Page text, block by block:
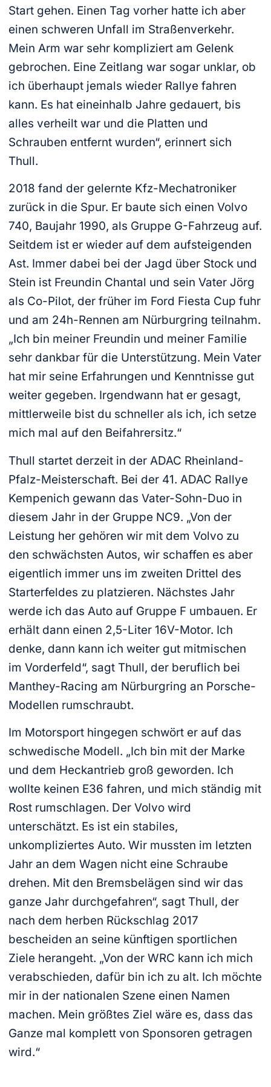
Start gehen. Einen Tag vorher hatte ich aber
einen schweren Unfall im Straßenverkehr.
Mein Arm war sehr kompliziert am Gelenk
gebrochen. Eine Zeitlang war sogar unklar, ob
ich überhaupt jemals wieder Rallye fahren
kann. Es hat eineinhalb Jahre gedauert, bis
alles verheilt war und die Platten und
Schrauben entfernt wurden“, erinnert sich
Thull.
2018 fand der gelernte Kfz-Mechatroniker
zurück in die Spur. Er baute sich einen Volvo
740, Baujahr 1990, als Gruppe G-Fahrzeug auf.
Seitdem ist er wieder auf dem aufsteigenden
Ast. Immer dabei bei der Jagd über Stock und
Stein ist Freundin Chantal und sein Vater Jörg
als Co-Pilot, der früher im Ford Fiesta Cup fuhr
und am 24h-Rennen am Nürburgring teilnahm.
„Ich bin meiner Freundin und meiner Familie
sehr dankbar für die Unterstützung. Mein Vater
hat mir seine Erfahrungen und Kenntnisse gut
weiter gegeben. Irgendwann hat er gesagt,
mittlerweile bist du schneller als ich, ich setze
mich mal auf den Beifahrersitz.“
Thull startet derzeit in der ADAC Rheinland-
Pfalz-Meisterschaft. Bei der 41. ADAC Rallye
Kempenich gewann das Vater-Sohn-Duo in
diesem Jahr in der Gruppe NC9. „Von der
Leistung her gehören wir mit dem Volvo zu
den schwächsten Autos, wir schaffen es aber
eigentlich immer uns im zweiten Drittel des
Starterfeldes zu platzieren. Nächstes Jahr
werde ich das Auto auf Gruppe F umbauen. Er
erhält dann einen 2,5-Liter 16V-Motor. Ich
denke, dann kann ich weiter gut mitmischen
im Vorderfeld“, sagt Thull, der beruflich bei
Manthey-Racing am Nürburgring an Porsche-
Modellen rumschraubt.
Im Motorsport hingegen schwört er auf das
schwedische Modell. „Ich bin mit der Marke
und dem Heckantrieb groß geworden. Ich
wollte keinen E36 fahren, und mich ständig mit
Rost rumschlagen. Der Volvo wird
unterschätzt. Es ist ein stabiles,
unkompliziertes Auto. Wir mussten im letzten
Jahr an dem Wagen nicht eine Schraube
drehen. Mit den Bremsbelägen sind wir das
ganze Jahr durchgefahren“, sagt Thull, der
nach dem herben Rückschlag 2017
bescheiden an seine künftigen sportlichen
Ziele herangeht. „Von der WRC kann ich mich
verabschieden, dafür bin ich zu alt. Ich möchte
mir in der nationalen Szene einen Namen
machen. Mein größtes Ziel wäre es, dass das
Ganze mal komplett von Sponsoren getragen
wird.“